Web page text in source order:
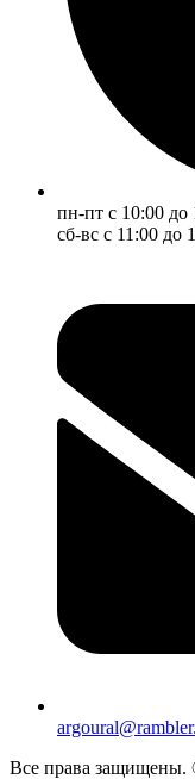
пн-пт с 10:00 до
сб-вс с 11:00 до
Все права защищены.